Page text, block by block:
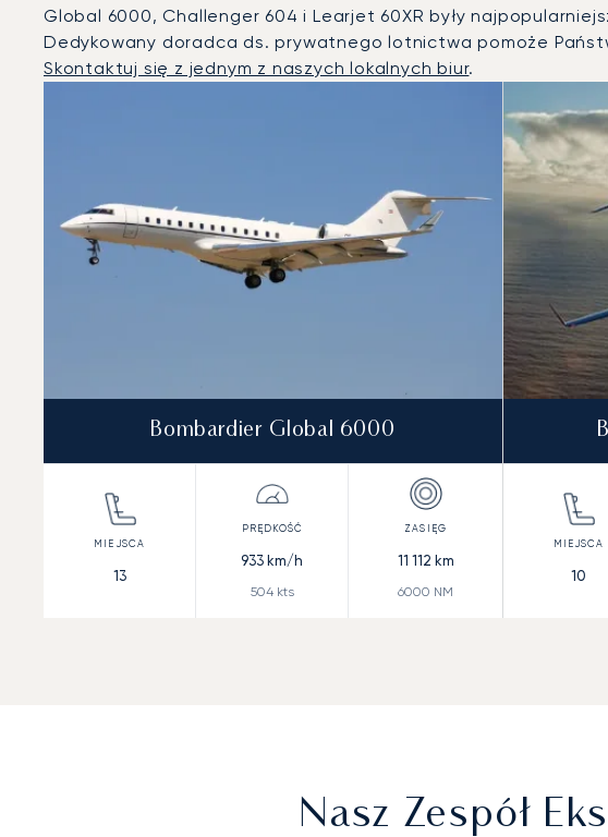
Global 6000, Challenger 604 i Learjet 60XR były
Dedykowany doradca ds. prywatnego lotnictwa pomoże
Skontaktuj się z jednym z naszych lokalnych biur.
Bridgetown : 3 najpopularniejsze modele statków powietrznych
Bombardier Global 6000
13
933 km/h
504kts
11 112 km
6000 NM
10
Nasz Zespół